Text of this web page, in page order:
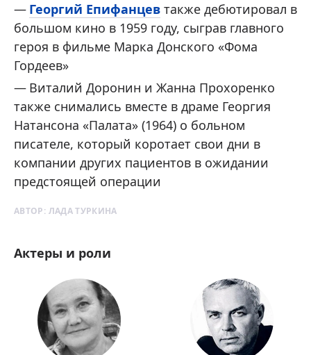
Георгий Епифанцев также дебютировал в
большом кино в 1959 году, сыграв главного
героя в фильме Марка Донского «Фома
Гордеев»
Виталий Доронин и Жанна Прохоренко
также снимались вместе в драме Георгия
Натансона «Палата» (1964) о больном
писателе, который коротает свои дни в
компании других пациентов в ожидании
предстоящей операции
АВТОР: ЛАДА ТУРКИНА
Актеры и роли